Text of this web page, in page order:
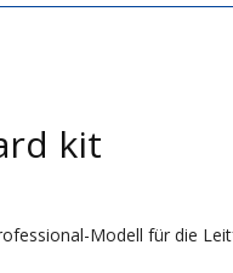
kit
Modell für die